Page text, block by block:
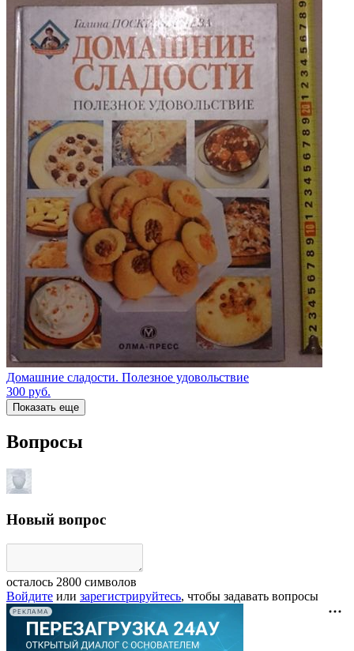
Домашние сладости. Полезное удовольствие
300 руб.
Показать еще
Вопросы
Новый вопрос
осталось 2800 символов
Войдите или зарегистрируйтесь, чтобы задавать вопросы
РЕКЛАМА